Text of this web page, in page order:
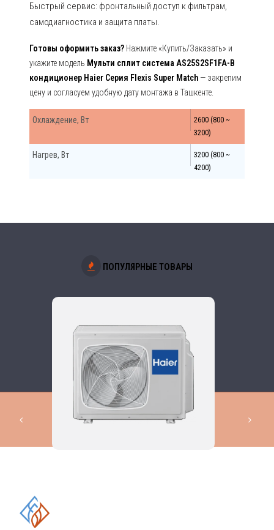
Быстрый сервис: фронтальный доступ к фильтрам,
самодиагностика и защита платы.
Готовы оформить заказ? Нажмите «Купить/Заказать» и
укажите модель Мульти сплит система AS25S2SF1FA-B
кондиционер Haier Серия Flexis Super Match — закрепим
цену и согласуем удобную дату монтажа в Ташкенте.
Охлаждение, Вт
2600 (800 ~
3200)
Нагрев, Вт
3200 (800 ~
4200)
ПОПУЛЯРНЫЕ ТОВАРЫ